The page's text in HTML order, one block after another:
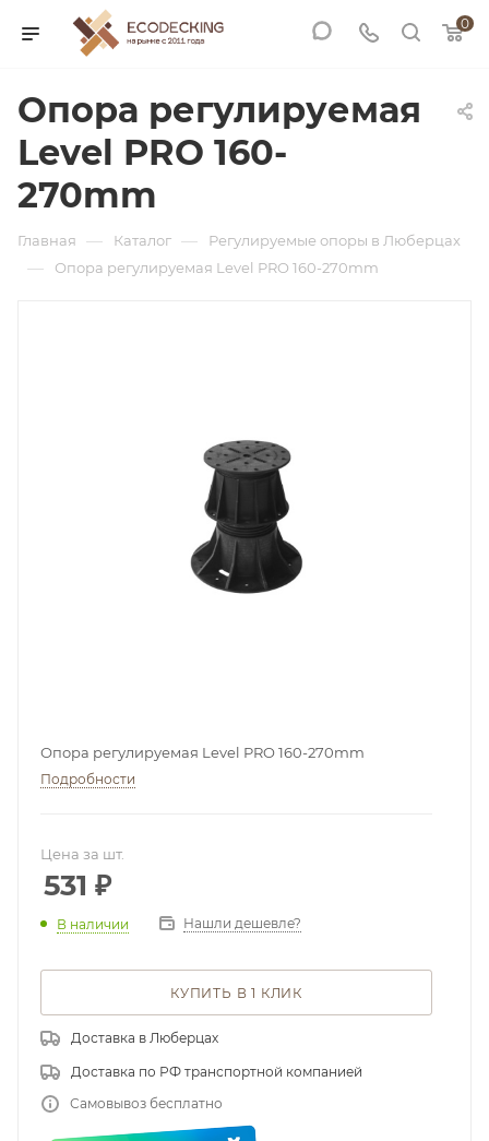
0
Опора регулируемая
Level PRO 160-
270mm
Главная — Каталог — Регулируемые опоры в Люберцах
— Опора регулируемая Level PRO 160-270mm
Опора регулируемая Level PRO 160-270mm
Подробности
Цена за шт.
531 ₽
В наличии Нашли дешевле?
КУПИТЬ В 1 КЛИК
Доставка в Люберцах
Доставка по РФ транспортной компанией
Самовывоз бесплатно